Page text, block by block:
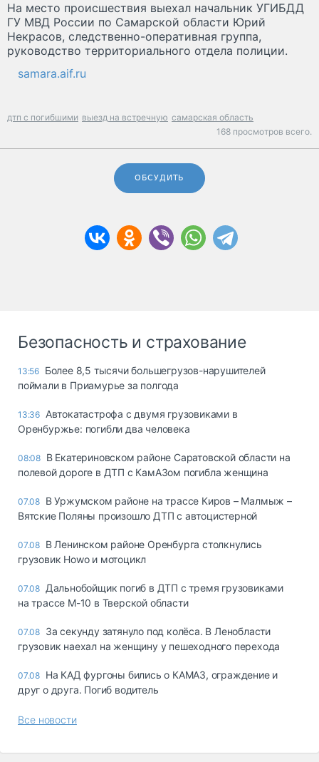
На место происшествия выехал начальник УГИБДД
ГУ МВД России по Самарской области Юрий
Некрасов, следственно-оперативная группа,
руководство территориального отдела полиции.
samara.aif.ru
дтп с погибшими выезд на встречную самарская область
168 просмотров всего.
ОБСУДИТЬ
Безопасность и страхование
13:56 Более 8,5 тысячи большегрузов-нарушителей
поймали в Приамурье за полгода
13:36 Автокатастрофа с двумя грузовиками в
Оренбуржье: погибли два человека
08:08 В Екатериновском районе Саратовской области на
полевой дороге в ДТП с КамАЗом погибла женщина
07.08 В Уржумском районе на трассе Киров – Малмыж –
Вятские Поляны произошло ДТП с автоцистерной
07.08 В Ленинском районе Оренбурга столкнулись
грузовик Howo и мотоцикл
07.08 Дальнобойщик погиб в ДТП с тремя грузовиками
на трассе М-10 в Тверской области
07.08 За секунду затянуло под колёса. В Ленобласти
грузовик наехал на женщину у пешеходного перехода
07.08 На КАД фургоны бились о КАМАЗ, ограждение и
друг о друга. Погиб водитель
Все новости